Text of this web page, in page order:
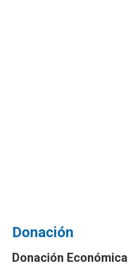
Donación
Donación Económica